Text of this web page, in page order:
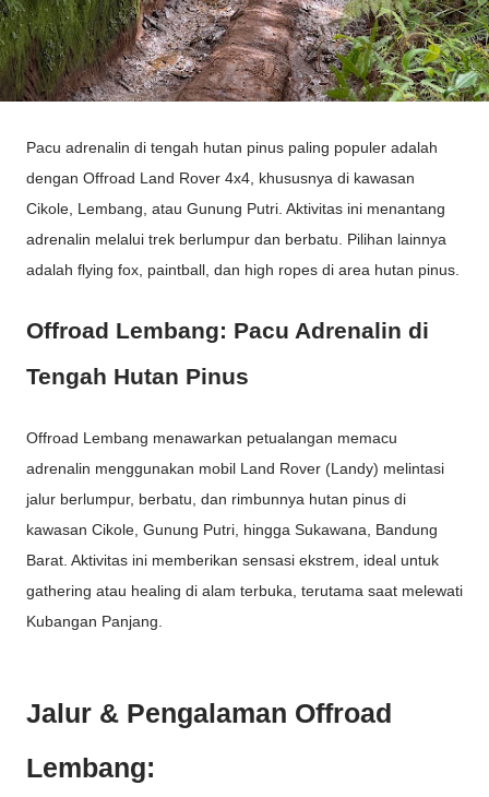
Pacu adrenalin di tengah hutan pinus paling populer adalah
dengan Offroad Land Rover 4x4, khususnya di kawasan
Cikole, Lembang, atau Gunung Putri. Aktivitas ini menantang
adrenalin melalui trek berlumpur dan berbatu. Pilihan lainnya
adalah flying fox, paintball, dan high ropes di area hutan pinus.
Offroad Lembang: Pacu Adrenalin di
Tengah Hutan Pinus
Offroad Lembang menawarkan petualangan memacu
adrenalin menggunakan mobil Land Rover (Landy) melintasi
jalur berlumpur, berbatu, dan rimbunnya hutan pinus di
kawasan Cikole, Gunung Putri, hingga Sukawana, Bandung
Barat. Aktivitas ini memberikan sensasi ekstrem, ideal untuk
gathering atau healing di alam terbuka, terutama saat melewati
Kubangan Panjang.
Jalur & Pengalaman Offroad
Lembang: